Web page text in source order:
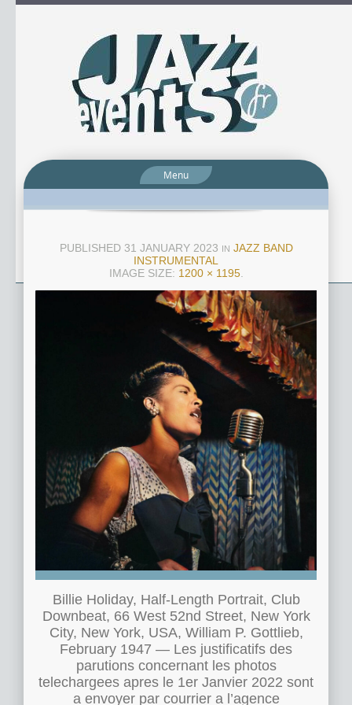
Menu
PUBLISHED 31 JANUARY 2023 IN JAZZ BAND
INSTRUMENTAL
IMAGE SIZE: 1200 × 1195.
Billie Holiday, Half-Length Portrait, Club
Downbeat, 66 West 52nd Street, New York
City, New York, USA, William P. Gottlieb,
February 1947 — Les justificatifs des
parutions concernant les photos
telechargees apres le 1er Janvier 2022 sont
a envoyer par courrier a l’agence